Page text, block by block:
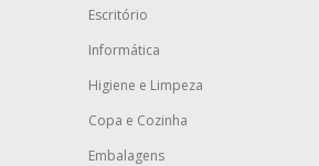
Escritório
Informática
Higiene e Limpeza
Copa e Cozinha
Embalagens